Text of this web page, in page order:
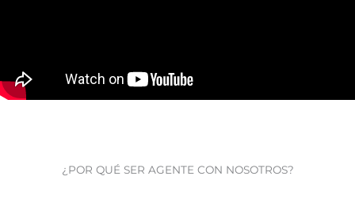
¿POR QUÉ SER AGENTE CON NOSOTROS?